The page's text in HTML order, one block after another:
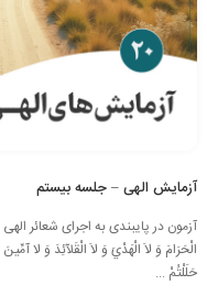
آزمایش الهی – جلسه بیستم
آزمون در پایبندی به اجرای شعائر الهی
الْحَرَامَ وَ لاَ الْهَدْيَ وَ لاَ الْقَلآئِدَ وَ لا
حَلَلْتُمْ ...